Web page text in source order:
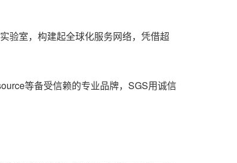
验室，构建起全球化服务网络，凭借超
等备受信赖的专业品牌，SGS用诚信